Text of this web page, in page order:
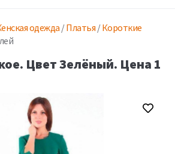
одежда /Платья /Короткие
Цвет Зелёный. Цена 1